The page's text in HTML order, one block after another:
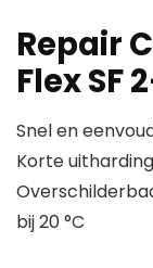
Repair
Flex SF
Snel en
Korte
bij 20 °C